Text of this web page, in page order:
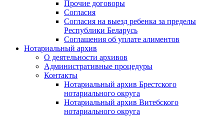
Прочие договоры
Согласия
Согласия на выезд ребенка за пределы
Республики Беларусь
Соглашения об уплате алиментов
Нотариальный архив
О деятельности архивов
Административные процедуры
Контакты
Нотариальный архив Брестского
нотариального округа
Нотариальный архив Витебского
нотариального округа